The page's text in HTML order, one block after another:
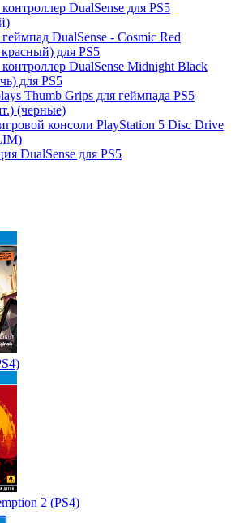
DualSense для PS5
DualSense - Cosmic Red
для PS5
DualSense Midnight Black
для PS5
Thumb Grips для геймпада PS5
(черные)
консоли PlayStation 5 Disc Drive
DualSense для PS5
2 (PS4)